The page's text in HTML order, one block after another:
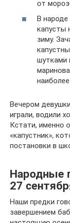
от
В народе
капусты
зиму.
шутками
Вечером
играли, водили
Кстати, именно
«капустник»,
постановки в
Народные
27
Наши предки
завершением